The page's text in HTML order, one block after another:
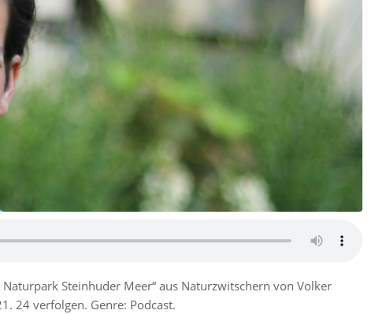
Steinhuder Meer“ aus Naturzwitschern von Volker
24 verfolgen. Genre: Podcast.